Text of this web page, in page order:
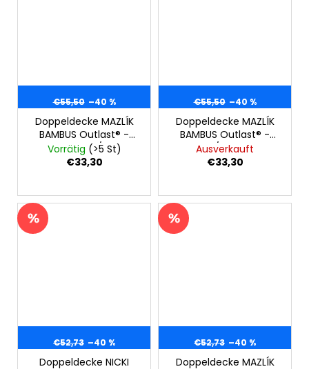
€55,50 –40 %
Doppeldecke MAZLÍK
BAMBUS Outlast® -
dunkelpfirsich/puderig
Vorrätig (>5 St)
€33,30
€55,50 –40 %
Doppeldecke MAZLÍK
BAMBUS Outlast® -
hellrosa/hellpuderig
Ausverkauft
€33,30
€52,73 –40 %
Doppeldecke NICKI
€52,73 –40 %
Doppeldecke MAZLÍK